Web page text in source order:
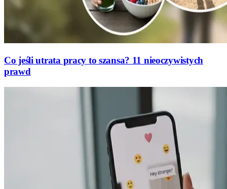
Co jeśli utrata pracy to szansa? 11 nieoczywistych
prawd